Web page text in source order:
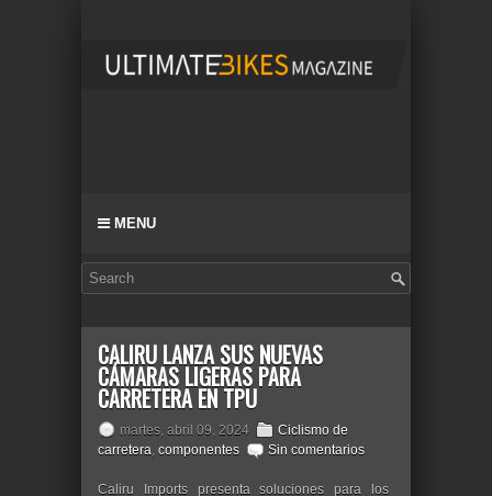
MENU
CALIRU LANZA SUS NUEVAS
CÁMARAS LIGERAS PARA
CARRETERA EN TPU
martes, abril 09, 2024
Ciclismo de
carretera, componentes Sin comentarios
Caliru Imports presenta soluciones para los